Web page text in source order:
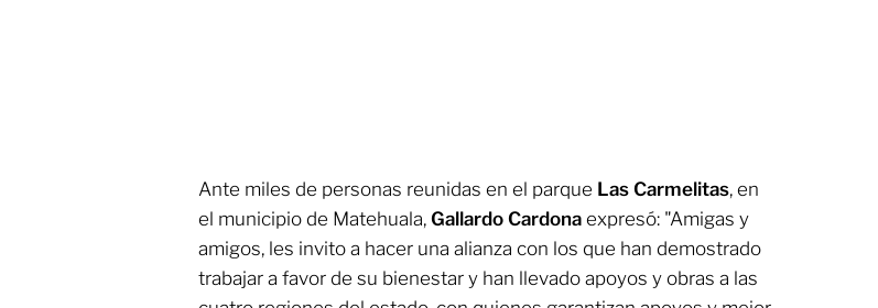
Ante miles de personas reunidas en el parque Las Carmelitas, en
el municipio de Matehuala, Gallardo Cardona expresó: "Amigas y
amigos, les invito a hacer una alianza con los que han demostrado
trabajar a favor de su bienestar y han llevado apoyos y obras a las